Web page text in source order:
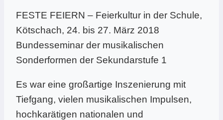
FESTE FEIERN – Feierkultur in der Schule,
Kötschach, 24. bis 27. März 2018
Bundesseminar der musikalischen
Sonderformen der Sekundarstufe 1
Es war eine großartige Inszenierung mit
Tiefgang, vielen musikalischen Impulsen,
hochkarätigen nationalen und